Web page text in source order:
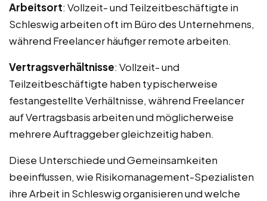
Arbeitsort: Vollzeit- und Teilzeitbeschäftigte in
Schleswig arbeiten oft im Büro des Unternehmens,
während Freelancer häufiger remote arbeiten.
Vertragsverhältnisse: Vollzeit- und
Teilzeitbeschäftigte haben typischerweise
festangestellte Verhältnisse, während Freelancer
auf Vertragsbasis arbeiten und möglicherweise
mehrere Auftraggeber gleichzeitig haben.
Diese Unterschiede und Gemeinsamkeiten
beeinflussen, wie Risikomanagement-Spezialisten
ihre Arbeit in Schleswig organisieren und welche